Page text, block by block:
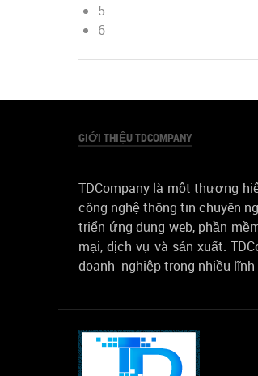
5
6
GIỚI THIỆU TDCOMPANY
TDCompany là một thương
công nghệ thông tin chuyên
triển ứng dụng web, phần
mại, dịch vụ và sản xuất.
doanh nghiệp trong nhiều